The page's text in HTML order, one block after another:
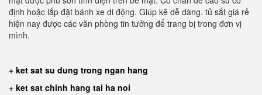
định hoặc lắp đặt bánh xe di động. Giúp kê dễ dàng. tủ sắt giá rẻ
hiện nay được các văn phòng tin tưởng để trang bị trong đơn vị
mình.
+ ket sat su dung trong ngan hang
+ ket sat chinh hang tai ha noi